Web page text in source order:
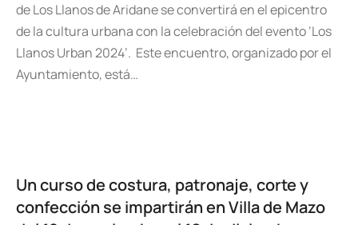
de Los Llanos de Aridane se convertirá en el epicentro
de la cultura urbana con la celebración del evento ‘Los
Llanos Urban 2024’. Este encuentro, organizado por el
Ayuntamiento, está…
Un curso de costura, patronaje, corte y
confección se impartirán en Villa de Mazo